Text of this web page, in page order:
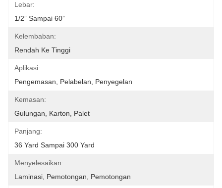
Lebar:
1/2” Sampai 60”
Kelembaban:
Rendah Ke Tinggi
Aplikasi:
Pengemasan, Pelabelan, Penyegelan
Kemasan:
Gulungan, Karton, Palet
Panjang:
36 Yard Sampai 300 Yard
Menyelesaikan:
Laminasi, Pemotongan, Pemotongan